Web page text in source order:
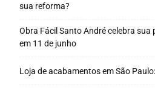
sua reforma?
Obra Fácil Santo André celebra sua
em 11 de junho
Loja de acabamentos em São